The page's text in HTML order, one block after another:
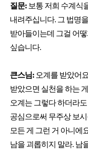
질문: 보통 저희 수계식
내려주십니다. 그 법명
받아들이는데 그걸 어
싶습니다.
큰스님: 오계를 받았어
받았으면 실천을 하는
오계는 그렇다 하더라
공심으로써 무주상 보
모든 게 그런 거 아니에
남을 괴롭히지 말라. 남